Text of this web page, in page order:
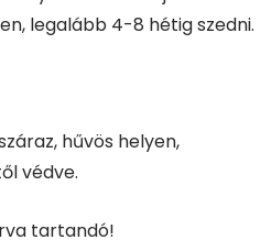
legalább 4-8 hétig szedni.
hűvös helyen,
védve.
tartandó!